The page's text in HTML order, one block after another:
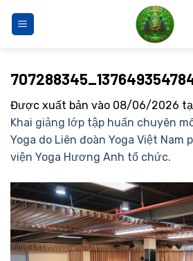
qua
Được xuất bản vào 08/06/2026
Khai giảng lớp tập huấn chuyên
Yoga do Liên đoàn Yoga Việt Nam
viện Yoga Hương Anh tổ chức.